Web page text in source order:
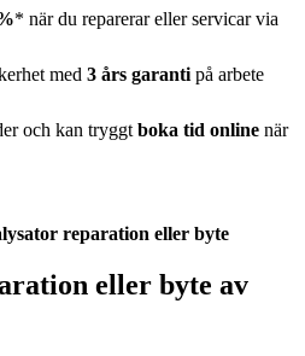
* när du reparerar eller servicar via
med 3 års garanti på arbete
och kan tryggt boka tid online när
reparation eller byte
eller byte av